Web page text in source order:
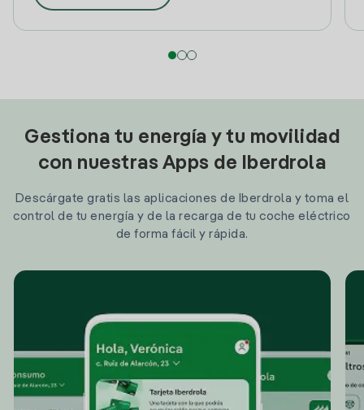
Gestiona tu energía y tu movilidad
con nuestras Apps de Iberdrola
Descárgate gratis las aplicaciones de Iberdrola y toma el
control de tu energía y de la recarga de tu coche eléctrico
de forma fácil y rápida.